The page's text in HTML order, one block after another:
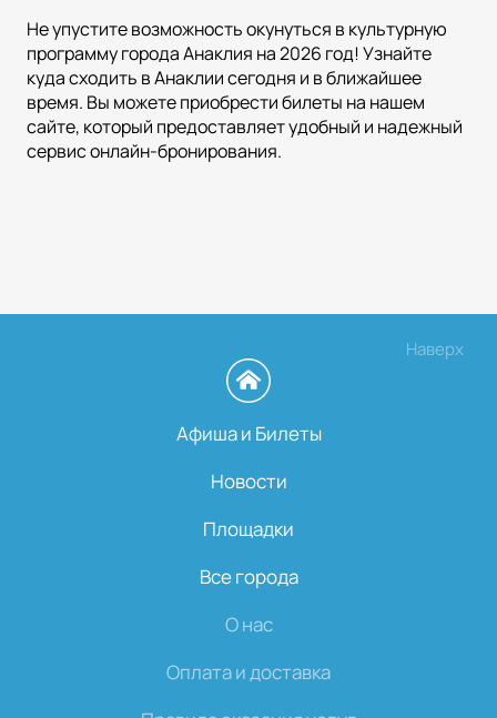
Не упустите возможность окунуться в культурную
программу города Анаклия на 2026 год! Узнайте
куда сходить в Анаклии сегодня и в ближайшее
время. Вы можете приобрести билеты на нашем
сайте, который предоставляет удобный и надежный
сервис онлайн-бронирования.
Наверх
Афиша и Билеты
Новости
Площадки
Все города
О нас
Оплата и доставка